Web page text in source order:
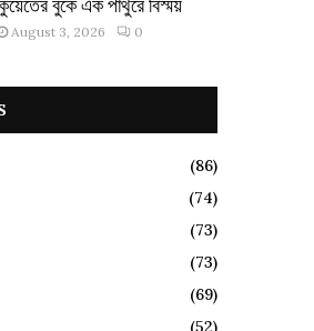
August 3, 2026 0
(86)
(74)
(73)
(73)
(69)
(52)